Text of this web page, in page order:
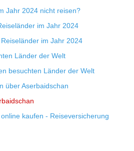
Jahr 2024 nicht reisen?
im Jahr 2024
im Jahr 2024
Länder der Welt
besuchten Länder der Welt
über Aserbaidschan
kaufen - Reiseversicherung